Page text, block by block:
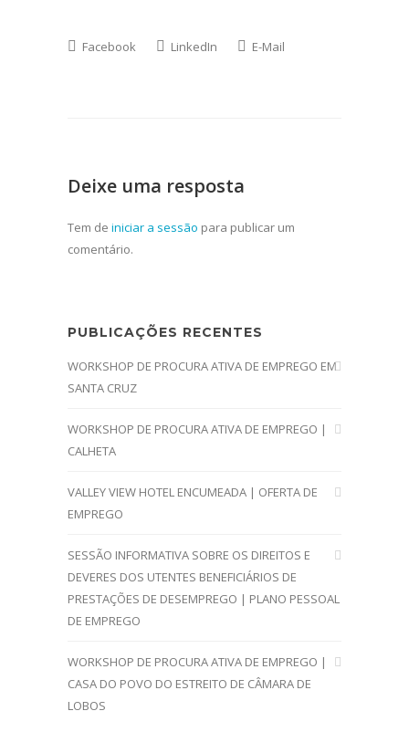
Facebook LinkedIn E-Mail
Deixe uma resposta
Tem de iniciar a sessão para publicar um
comentário.
PUBLICAÇÕES RECENTES
WORKSHOP DE PROCURA ATIVA DE EMPREGO EM
SANTA CRUZ
WORKSHOP DE PROCURA ATIVA DE EMPREGO |
CALHETA
VALLEY VIEW HOTEL ENCUMEADA | OFERTA DE
EMPREGO
SESSÃO INFORMATIVA SOBRE OS DIREITOS E
DEVERES DOS UTENTES BENEFICIÁRIOS DE
PRESTAÇÕES DE DESEMPREGO | PLANO PESSOAL
DE EMPREGO
WORKSHOP DE PROCURA ATIVA DE EMPREGO |
CASA DO POVO DO ESTREITO DE CÂMARA DE
LOBOS